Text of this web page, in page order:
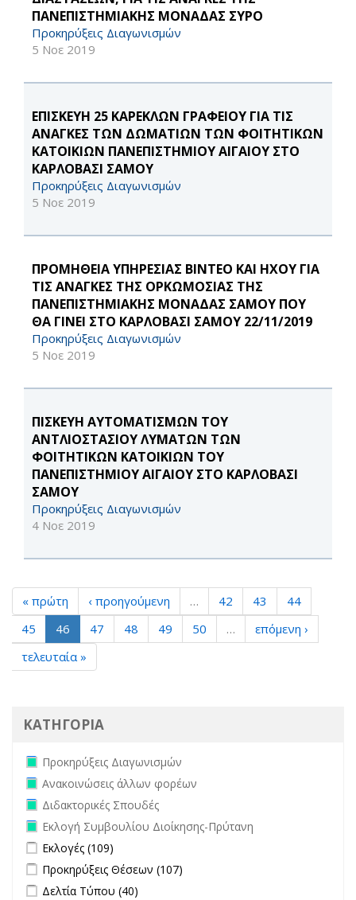
ΠΑΝΕΠΙΣΤΗΜΙΑΚΗΣ ΜΟΝΑΔΑΣ ΣΥΡΟ
Προκηρύξεις Διαγωνισμών
5 Νοε 2019
ΕΠΙΣΚΕΥΗ 25 ΚΑΡΕΚΛΩΝ ΓΡΑΦΕΙΟΥ ΓΙΑ ΤΙΣ
ΑΝΑΓΚΕΣ ΤΩΝ ΔΩΜΑΤΙΩΝ ΤΩΝ ΦΟΙΤΗΤΙΚΩΝ
ΚΑΤΟΙΚΙΩΝ ΠΑΝΕΠΙΣΤΗΜΙΟΥ ΑΙΓΑΙΟΥ ΣΤΟ
ΚΑΡΛΟΒΑΣΙ ΣΑΜΟΥ
Προκηρύξεις Διαγωνισμών
5 Νοε 2019
ΠΡΟΜΗΘΕΙΑ ΥΠΗΡΕΣΙΑΣ ΒΙΝΤΕΟ ΚΑΙ ΗΧΟΥ ΓΙΑ
ΤΙΣ ΑΝΑΓΚΕΣ ΤΗΣ ΟΡΚΩΜΟΣΙΑΣ ΤΗΣ
ΠΑΝΕΠΙΣΤΗΜΙΑΚΗΣ ΜΟΝΑΔΑΣ ΣΑΜΟΥ ΠΟΥ
ΘΑ ΓΙΝΕΙ ΣΤΟ ΚΑΡΛΟΒΑΣΙ ΣΑΜΟΥ 22/11/2019
Προκηρύξεις Διαγωνισμών
5 Νοε 2019
ΠΙΣΚΕΥΗ ΑΥΤΟΜΑΤΙΣΜΩΝ ΤΟΥ
ΑΝΤΛΙΟΣΤΑΣΙΟΥ ΛΥΜΑΤΩΝ ΤΩΝ
ΦΟΙΤΗΤΙΚΩΝ ΚΑΤΟΙΚΙΩΝ ΤΟΥ
ΠΑΝΕΠΙΣΤΗΜΙΟΥ ΑΙΓΑΙΟΥ ΣΤΟ ΚΑΡΛΟΒΑΣΙ
ΣΑΜΟΥ
Προκηρύξεις Διαγωνισμών
4 Νοε 2019
« πρώτη ‹ προηγούμενη … 42 43
44
45
46 47 48 49 50 …
επόμενη ›
τελευταία »
ΚΑΤΗΓΟΡΙΑ
Remove Προκηρύξεις Διαγωνισμών filter
Προκηρύξεις Διαγωνισμών
Remove Ανακοινώσεις άλλων φορέων filter
Ανακοινώσεις άλλων φορέων
Remove Διδακτορικές Σπουδές filter
Διδακτορικές Σπουδές
Remove Εκλογή Συμβουλίου Διοίκησης-Πρύτανη filter
Εκλογή Συμβουλίου Διοίκησης-Πρύτανη
Apply Εκλογές filter
Εκλογές (109)
Apply Προκηρύξεις Θέσεων filter
Προκηρύξεις Θέσεων (107)
Apply Δελτία Τύπου filter
Δελτία Τύπου (40)